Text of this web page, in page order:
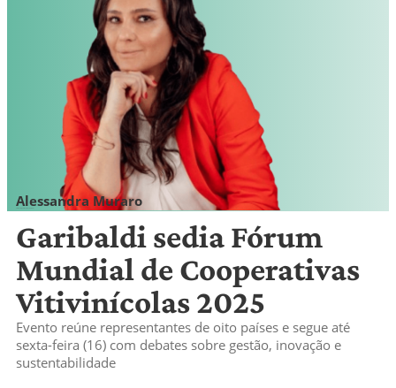
Alessandra Muraro
Garibaldi sedia Fórum
Mundial de Cooperativas
Vitivinícolas 2025
Evento reúne representantes de oito países e segue até
sexta-feira (16) com debates sobre gestão, inovação e
sustentabilidade